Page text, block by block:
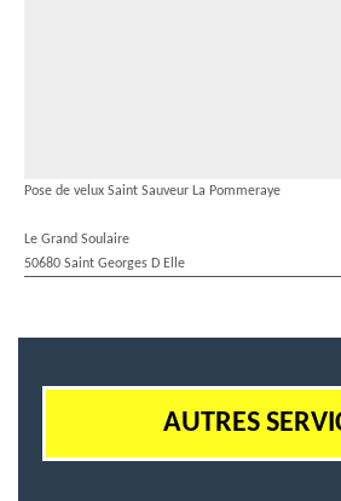
Pose de velux Saint Sauveur La Pommeraye
Le Grand Soulaire
50680 Saint Georges D Elle
AUTRES